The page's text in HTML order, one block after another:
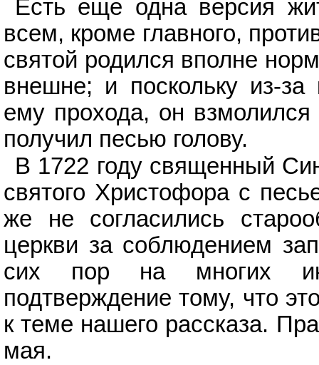
Есть еще одна версия
всем, кроме главного,
святой родился вполне
внешне; и поскольку из-
ему прохода, он
получил песью голову.
В 1722 году священный
святого Христофора с
же не согласились
церкви за соблюдением
сих пор на многих
подтверждение тому, что
к теме нашего рассказа.
мая.